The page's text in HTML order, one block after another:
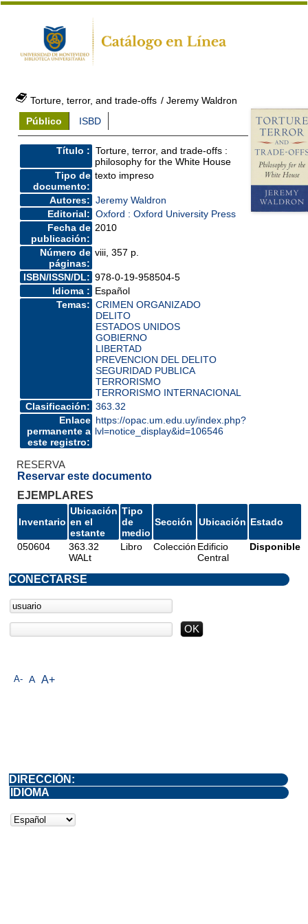
Torture, terror, and trade-offs / Jeremy Waldron
Público
ISBD
Título : Torture, terror, and trade-offs :
philosophy for the White House
Tipo de
documento:
texto impreso
Autores: Jeremy Waldron
Editorial: Oxford : Oxford University Press
Fecha de
publicación:
2010
Número de
páginas:
viii, 357 p.
ISBN/ISSN/DL: 978-0-19-958504-5
Idioma : Español
Temas: CRIMEN ORGANIZADO
DELITO
ESTADOS UNIDOS
GOBIERNO
LIBERTAD
PREVENCION DEL DELITO
SEGURIDAD PUBLICA
TERRORISMO
TERRORISMO INTERNACIONAL
Clasificación: 363.32
Enlace
permanente a
este registro:
https://opac.um.edu.uy/index.php?
lvl=notice_display&id=106546
RESERVA
Reservar este documento
EJEMPLARES
Inventario
Ubicación
en el
estante
Tipo
de
medio
Sección Ubicación Estado
050604
363.32
WALt
Libro Colección Edificio
Central
Disponible
A- A A+
CONECTARSE
DIRECCIÓN:
IDIOMA